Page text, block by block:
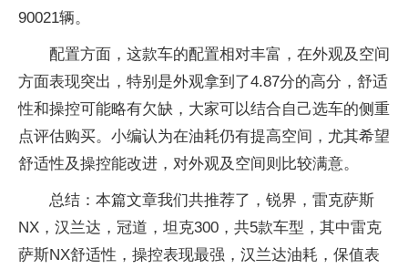
90021辆。
配置方面，这款车的配置相对丰富，在外观及空间
方面表现突出，特别是外观拿到了4.87分的高分，舒适
性和操控可能略有欠缺，大家可以结合自己选车的侧重
点评估购买。小编认为在油耗仍有提高空间，尤其希望
舒适性及操控能改进，对外观及空间则比较满意。
总结：本篇文章我们共推荐了，锐界，雷克萨斯
NX，汉兰达，冠道，坦克300，共5款车型，其中雷克
萨斯NX舒适性，操控表现最强，汉兰达油耗，保值表